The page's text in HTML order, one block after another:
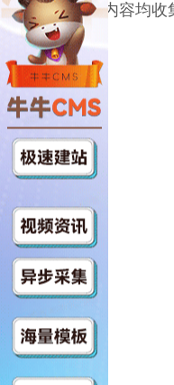
本网站所有内容均